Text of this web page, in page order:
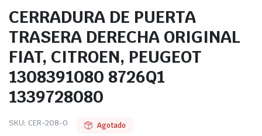
CERRADURA DE PUERTA
TRASERA DERECHA ORIGINAL
FIAT, CITROEN, PEUGEOT
1308391080 8726Q1
1339728080
SKU: CER-208-O Agotado